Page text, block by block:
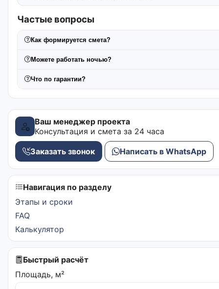
Частые вопросы
Как формируется смета?
Можете работать ночью?
Что по гарантии?
Ваш менеджер проекта
Консультация и смета за 24 часа
Заказать звонок Написать в WhatsApp
Навигация по разделу
Этапы и сроки
FAQ
Калькулятор
Быстрый расчёт
Площадь, м²